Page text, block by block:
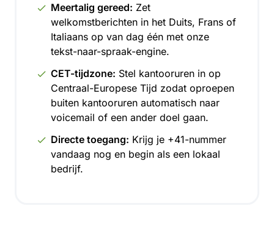
Meertalig gereed: Zet
welkomstberichten in het Duits, Frans of
Italiaans op van dag één met onze
tekst-naar-spraak-engine.
CET-tijdzone: Stel kantooruren in op
Centraal-Europese Tijd zodat oproepen
buiten kantooruren automatisch naar
voicemail of een ander doel gaan.
Directe toegang: Krijg je +41-nummer
vandaag nog en begin als een lokaal
bedrijf.